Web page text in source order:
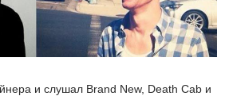
и слушал Brand New, Death Cab и